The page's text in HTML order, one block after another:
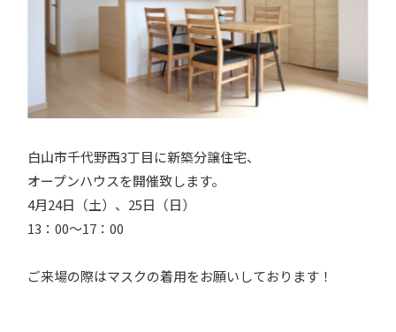
白山市千代野西3丁目に新築分譲住宅、
オープンハウスを開催致します。
4月24日（土）、25日（日）
13：00～17：00
ご来場の際はマスクの着用をお願いしております！